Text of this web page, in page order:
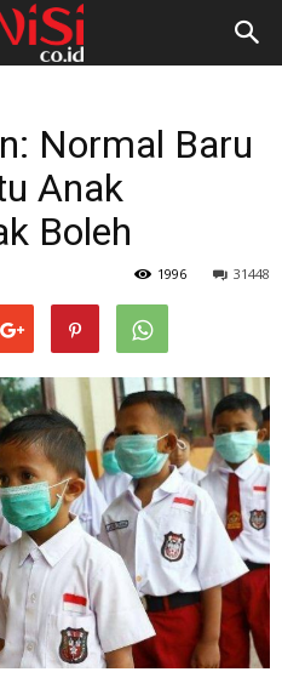
Normal Baru
Anak
Boleh
31448
1996